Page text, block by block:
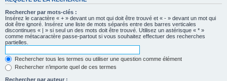
Rechercher par mots-clés :
Insérez le caractère « + » devant un mot qui doit être trouvé et « - » devant un mot qui
doit être ignoré. Insérez une liste de mots séparés entre des barres verticales
discontinues « | » si seul un des mots doit être trouvé. Utilisez un astérisque « * »
comme métacaractère passe-partout si vous souhaitez effectuer des recherches
partielles.
Rechercher tous les termes ou utiliser une question comme élément
Rechercher n’importe quel de ces termes
Rechercher par auteur :